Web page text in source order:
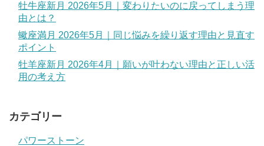
牡牛座新月 2026年5月｜変わりたいのに戻ってしまう理
由とは？
蠍座満月 2026年5月｜同じ悩みを繰り返す理由と見直す
ポイント
牡羊座新月 2026年4月｜願いが叶わない理由と正しい活
用の考え方
カテゴリー
パワーストーン